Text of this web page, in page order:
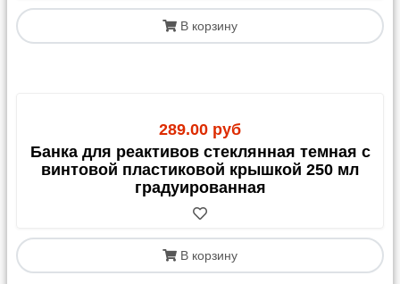
В корзину
289.00 руб
Банка для реактивов стеклянная темная с
винтовой пластиковой крышкой 250 мл
градуированная
В корзину